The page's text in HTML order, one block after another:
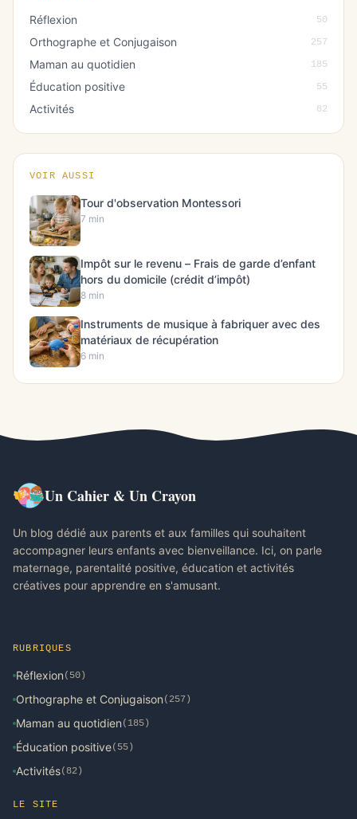
Réflexion 50
Orthographe et Conjugaison 257
Maman au quotidien 185
Éducation positive 55
Activités 82
VOIR AUSSI
Tour d'observation Montessori
7 min
Impôt sur le revenu – Frais de garde d’enfant
hors du domicile (crédit d’impôt)
8 min
Instruments de musique à fabriquer avec des
matériaux de récupération
6 min
Un Cahier & Un Crayon
Un blog dédié aux parents et aux familles qui souhaitent
accompagner leurs enfants avec bienveillance. Ici, on parle
maternage, parentalité positive, éducation et activités
créatives pour apprendre en s'amusant.
RUBRIQUES
Réflexion (50)
Orthographe et Conjugaison (257)
Maman au quotidien (185)
Éducation positive(55)
Activités(82)
LE SITE